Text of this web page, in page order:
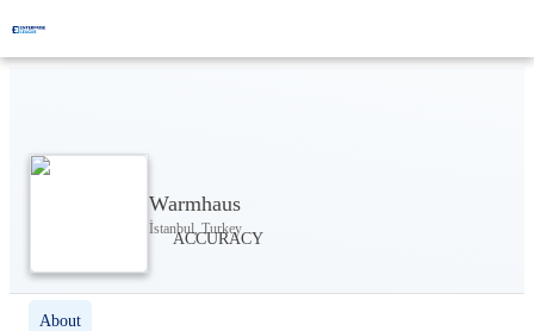
Warmhaus
İstanbul, Turkey
About